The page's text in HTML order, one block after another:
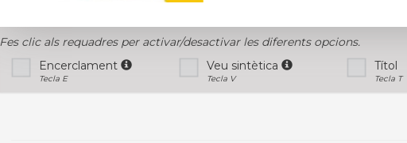
Fes clic als requadres per activar/desactivar les diferents opcions.
Encerclament
Tecla E
Veu sintètica
Tecla V
Títol
Tecla T